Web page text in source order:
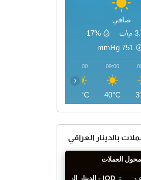
صافي
م\ث
17%
751
mmHg
09:00
40°C
10:00
42°C
‹
بالدينار العراقي